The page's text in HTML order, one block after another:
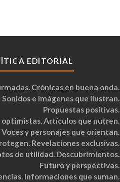
EDITORIAL
Crónicas en buena onda.
Sonidos e imágenes que ilustran.
Propuestas positivas.
optimistas. Artículos que nutren.
Voces y personajes que orientan.
Revelaciones exclusivas.
de utilidad. Descubrimientos.
Futuro y perspectivas.
Informaciones que suman.